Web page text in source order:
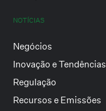
NOTÍCIAS
Negócios
Inovação e Tendências
Regulação
Recursos e Emissões